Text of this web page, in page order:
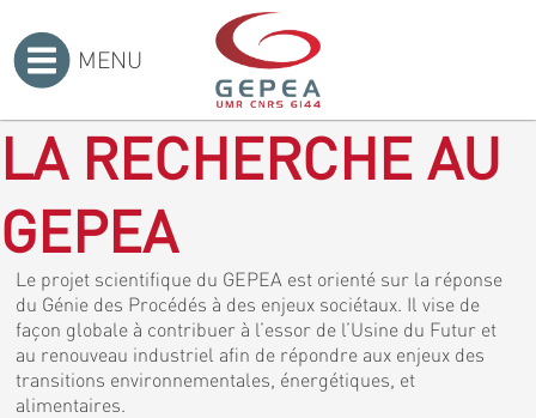
MENU
LA RECHERCHE AU
GEPEA
Le projet scientifique du GEPEA est orienté sur la réponse
du Génie des Procédés à des enjeux sociétaux. Il vise de
façon globale à contribuer à l’essor de l’Usine du Futur et
au renouveau industriel afin de répondre aux enjeux des
transitions environnementales, énergétiques, et
alimentaires.